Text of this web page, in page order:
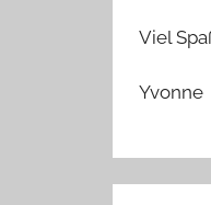
Viel
Yvonne